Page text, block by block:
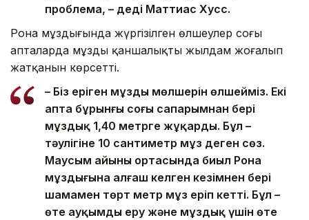
проблема, – деді Маттиас Хусс.
Рона мұздығында жүргізілген өлшеулер соңғы
апталарда мұздың қаншалықты жылдам жоғалып
жатқанын көрсетті.
– Біз еріген мұздың мөлшерін өлшейміз. Екі
апта бұрынғы соңғы сапарымнан бері
мұздық 1,40 метрге жұқарды. Бұл –
тәулігіне 10 сантиметр мұз деген сөз.
Маусым айының ортасында биыл Рона
мұздығына алғаш келген кезімнен бері
шамамен төрт метр мұз еріп кетті. Бұл –
өте ауқымды еру және мұздық үшін өте